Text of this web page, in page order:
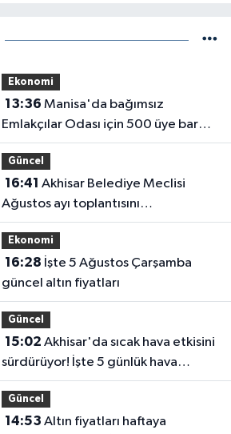
Ekonomi
13:36
Emlakçılar Odası için 500 üye barajı
aşıldı
Güncel
16:41
Ağustos ayı toplantısını
gerçekleştirdi
Ekonomi
16:28
güncel altın fiyatları
Güncel
15:02
sürdürüyor! İşte 5 günlük hava
durumu
Güncel
14:53